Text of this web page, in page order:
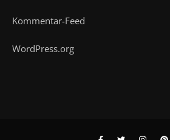
Kommentar-Feed
WordPress.org